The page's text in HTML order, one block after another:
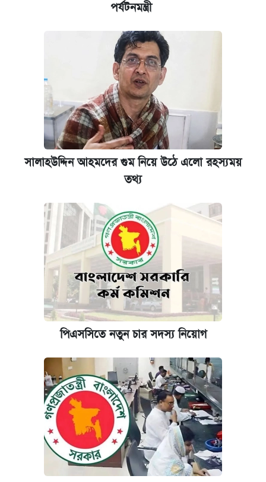
পর্যটনমন্ত্রী
সালাহউদ্দিন আহমদের গুম নিয়ে উঠে এলো রহস্যময়
তথ্য
পিএসসিতে নতুন চার সদস্য নিয়োগ